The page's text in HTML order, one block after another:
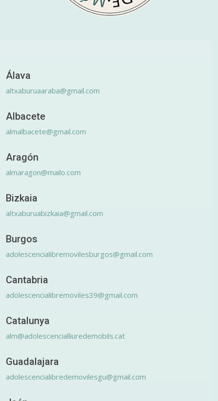
Álava
altxaburuaaraba@gmail.com
Albacete
almalbacete@gmail.com
Aragón
almaragon@mailo.com
Bizkaia
altxaburuabizkaia@gmail.com
Burgos
adolescencialibremovilesburgos@gmail.com
Cantabria
adolescencialibremoviles39@gmail.com
Catalunya
alm@adolescencialliuredemobils.cat
Guadalajara
adolescencialibredemovilesgu@gmail.com